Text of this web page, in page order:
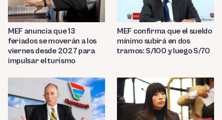
MEF anuncia que 13
feriados se moverán a los
viernes desde 2027 para
impulsar el turismo
MEF confirma que el sueldo
mínimo subirá en dos
tramos: S/100 y luego S/70